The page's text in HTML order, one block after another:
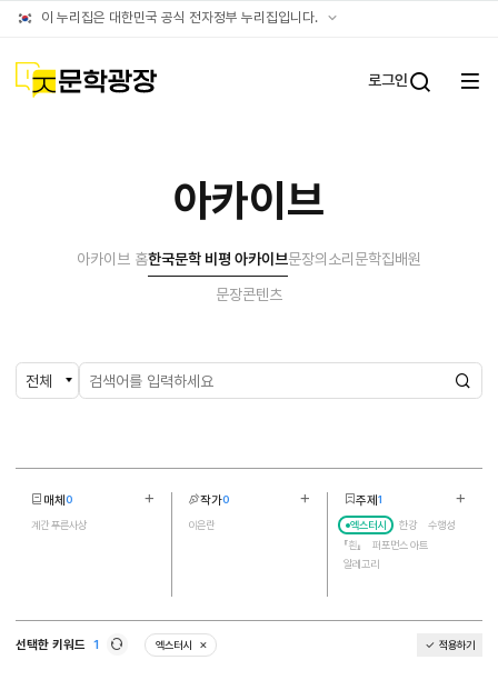
이 누리집은 대한민국 공식 전자정부 누리집입니다. 공식
문학광장 로그인
전체
아카이브
아카이브 홈한국문학 비평 아카이브문장의소리 문학집배원
문장콘텐츠
매체0
계간 푸른사상
작가0
이은란
주제1
엑스터시 한강
수행성
『흰』
퍼포먼스 아트
알레고리
선택한 키워드 1
엑스터시
삭제
적용하기